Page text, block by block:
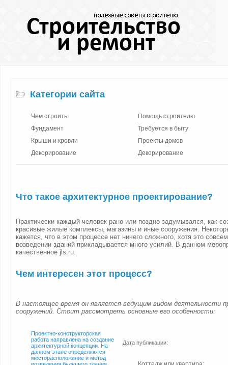
Категории сайта
Чем строить
Фундамент
Крыши и кровли
Декорирование
Помощь строителю
Требуется в быту
Проекты домов
Декорирование
Что такое архитектурное проектирование?
Практически каждый человек рано или поздно задумывался, как
красивые жилые комплексы, магазины и иные сооружения.
кажется, что в этом процессе нет ничего сложного, хотя это
возведении зданий прикладывается много усилий. В данном
качественное jls.ru.
Чем интересен этот процесс?
В настоящее время он является ведущим видом деятельности
сооружений. Стоит рассмотреть основные его особенности:
Проектно-конструкторская
работа направлена на создание
архитектурной концепции. На
данном этапе определяются
месторасположение и метод
Дата публикации: